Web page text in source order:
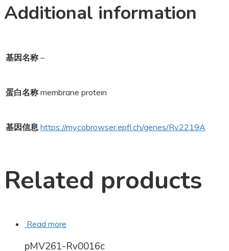
Additional information
基因名称 –
蛋白名称 membrane protein
基因信息 https://mycobrowser.epfl.ch/genes/Rv2219A
Related products
Read more
pMV261-Rv0016c